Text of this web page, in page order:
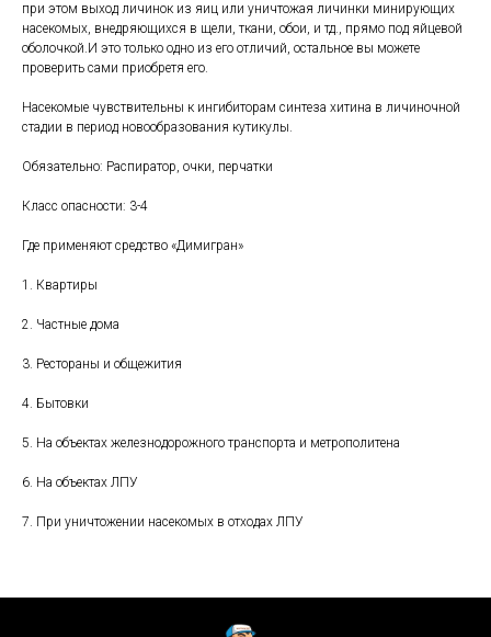
при этом выход личинок из яиц или уничтожая личинки минирующих
насекомых, внедряющихся в щели, ткани, обои, и тд., прямо под яйцевой
оболочкой.И это только одно из его отличий, остальное вы можете
проверить сами приобретя его.
Насекомые чувствительны к ингибиторам синтеза хитина в личиночной
стадии в период новообразования кутикулы.
Обязательно: Распиратор, очки, перчатки
Класс опасности: 3-4
Где применяют средство «Димигран»
1. Квартиры
2. Частные дома
3. Рестораны и общежития
4. Бытовки
5. На объектах железнодорожного транспорта и метрополитена
6. На объектах ЛПУ
7. При уничтожении насекомых в отходах ЛПУ